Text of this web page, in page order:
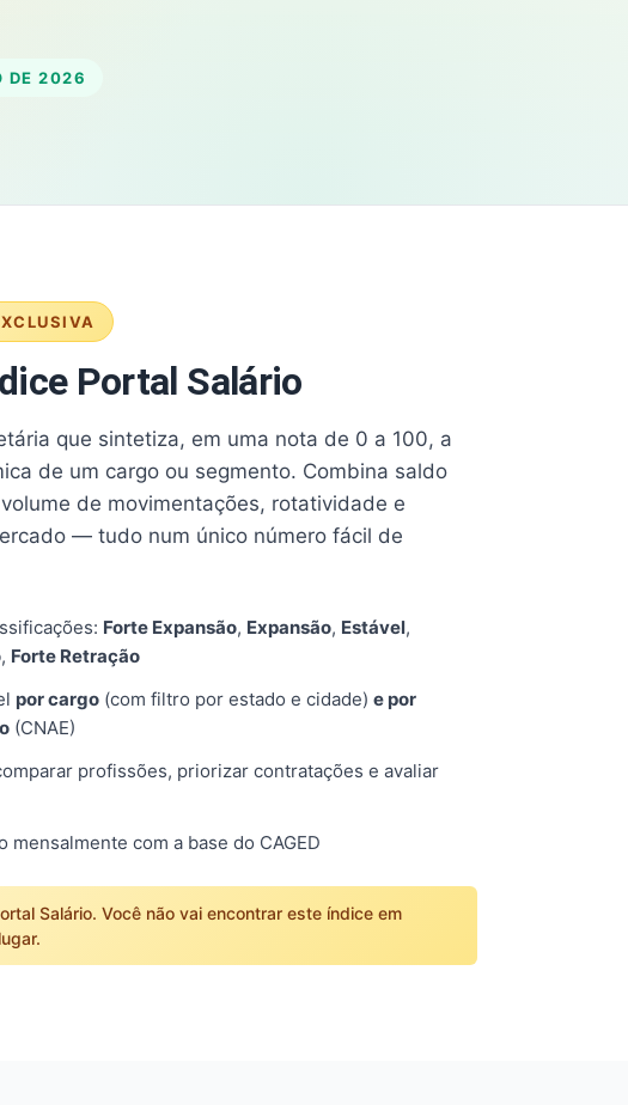
DE 2026
Portal Salário
que sintetiza, em uma nota de 0 a 100, a
de um cargo ou segmento. Combina saldo
de movimentações, rotatividade e
— tudo num único número fácil de
Forte Expansão, Expansão, Estável,
, Forte Retração
por cargo (com filtro por estado e cidade) e por
(CNAE)
profissões, priorizar contratações e avaliar
mensalmente com a base do CAGED
Salário. Você não vai encontrar este índice em